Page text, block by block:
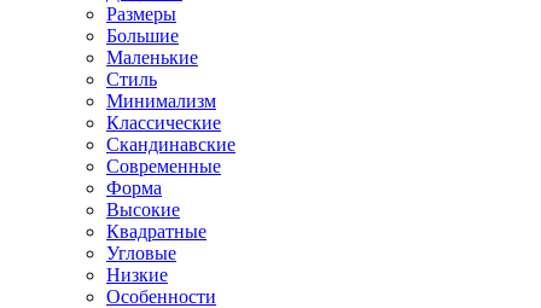
Размеры
Большие
Маленькие
Стиль
Минимализм
Классические
Скандинавские
Современные
Форма
Высокие
Квадратные
Угловые
Низкие
Особенности